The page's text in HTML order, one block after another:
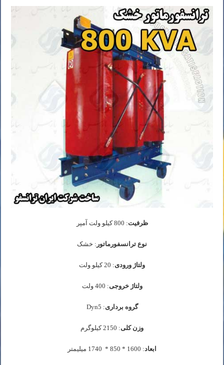
ظرفیت: 800 کیلو ولت آمپر
نوع ترانسفورماتور : خشک
ولتاژ ورودی: 20 کیلو ولت
ولتاژ خروجی: 400 ولت
گروه برداری: Dyn5
وزن کلی: 2150 کیلوگرم
ابعاد: 1600 * 850 * 1740 میلیمتر